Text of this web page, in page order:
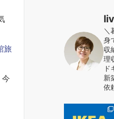
旅
＼
身
収
理
新
依